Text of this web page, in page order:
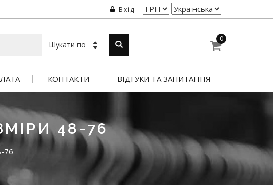
Вхід
Шукати по
0
КОНТАКТИ ВІДГУКИ ТА ЗАПИТАННЯ
48-76
76